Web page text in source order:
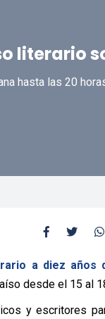
literario
hasta las 20
a diez años
desde el 15 al
y escritores